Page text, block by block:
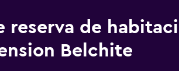
reserva de
Belchite